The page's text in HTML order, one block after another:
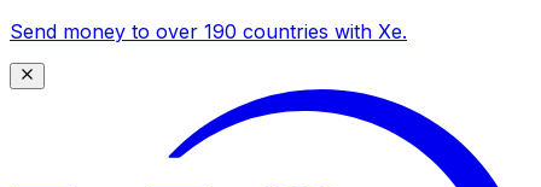
Send money to over 190 countries with Xe.